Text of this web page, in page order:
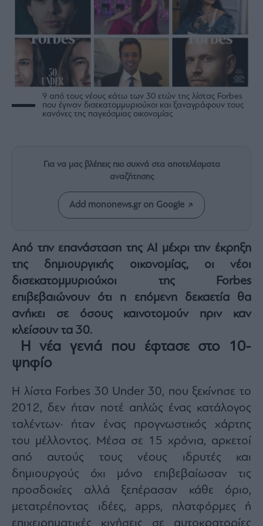
Rumors
Today
Άρθρα
Συνεντεύξεις
Style
Architecture
&
Design
Fashion
&
Art
Watches
Yachts
Table
Two
Μετοχές
Αγορές
Trader's
book
9 από τους νέους κάτω των 30 ετών της λίστας Forbes
που έγιναν δισεκατομμυριούχοι και ξαναγράφουν τους
κανόνες της παγκόσμιας οικονομίας
Για να μας βλέπεις πιο συχνά στα αποτελέσματα
αναζήτησης
Add mononews.gr on Google
Από την επανάσταση της AI μέχρι την έκρηξη
της δημιουργικής οικονομίας, οι νέοι
δισεκατομμυριούχοι της Forbes
επιβεβαιώνουν ότι η επόμενη δεκαετία θα
ανήκει σε όσους καινοτομούν πριν καν
κλείσουν τα 30.
Η νέα γενιά που έφτασε στο 10-
ψηφίο
Η λίστα Forbes 30 Under 30, που ξεκίνησε το
2012, δεν ήταν ποτέ απλώς ένας κατάλογος
ταλέντων· ήταν ένας προγνωστικός χάρτης
του μέλλοντος. Μέσα σε 15 χρόνια, αρκετοί
από αυτούς τους νέους ιδρυτές και
δημιουργούς όχι μόνο επιβεβαίωσαν τις
προσδοκίες αλλά ξεπέρασαν κάθε όριο,
μετατρέποντας ιδέες, apps, πλατφόρμες ή
επιχειρηματικές κινήσεις σε αυτοκρατορίες